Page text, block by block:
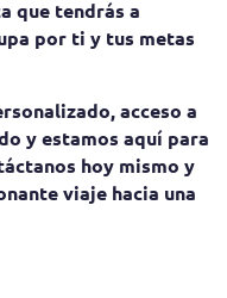
que tendrás a
por ti y tus metas
acceso a
y estamos aquí para
hoy mismo y
viaje hacia una